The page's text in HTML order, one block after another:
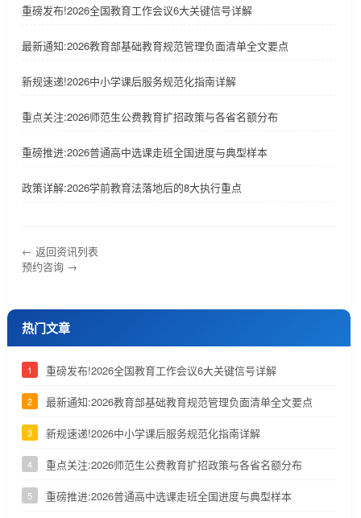
重磅发布!2026全国教育工作会议6大关键信号详解
最新通知:2026教育部基础教育规范管理负面清单全文要点
新规速递!2026中小学课后服务规范化指南详解
重点关注:2026师范生公费教育扩招政策与各省名额分布
重磅推进:2026普通高中选课走班全国进度与典型样本
政策详解:2026学前教育法落地后的8大执行重点
← 返回资讯列表
预约咨询 →
热门文章
1 重磅发布!2026全国教育工作会议6大关键信号详解
2 最新通知:2026教育部基础教育规范管理负面清单全文要点
3 新规速递!2026中小学课后服务规范化指南详解
4 重点关注:2026师范生公费教育扩招政策与各省名额分布
5 重磅推进:2026普通高中选课走班全国进度与典型样本